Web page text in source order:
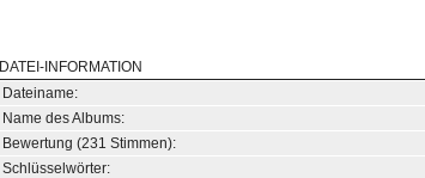
DATEI-INFORMATION
Dateiname:
Name des Albums:
Bewertung (231 Stimmen):
Schlüsselwörter: